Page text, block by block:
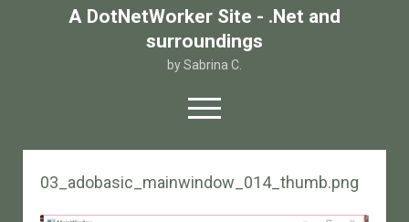
A DotNetWorker Site - .Net and
surroundings
by Sabrina C.
open
menu
twitterfacebook
email-form
03_adobasic_mainwindow_014_thumb.png